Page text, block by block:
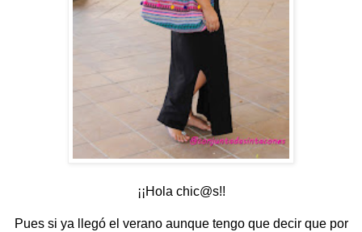
¡¡Hola chic@s!!
Pues si ya llegó el verano aunque tengo que decir que por